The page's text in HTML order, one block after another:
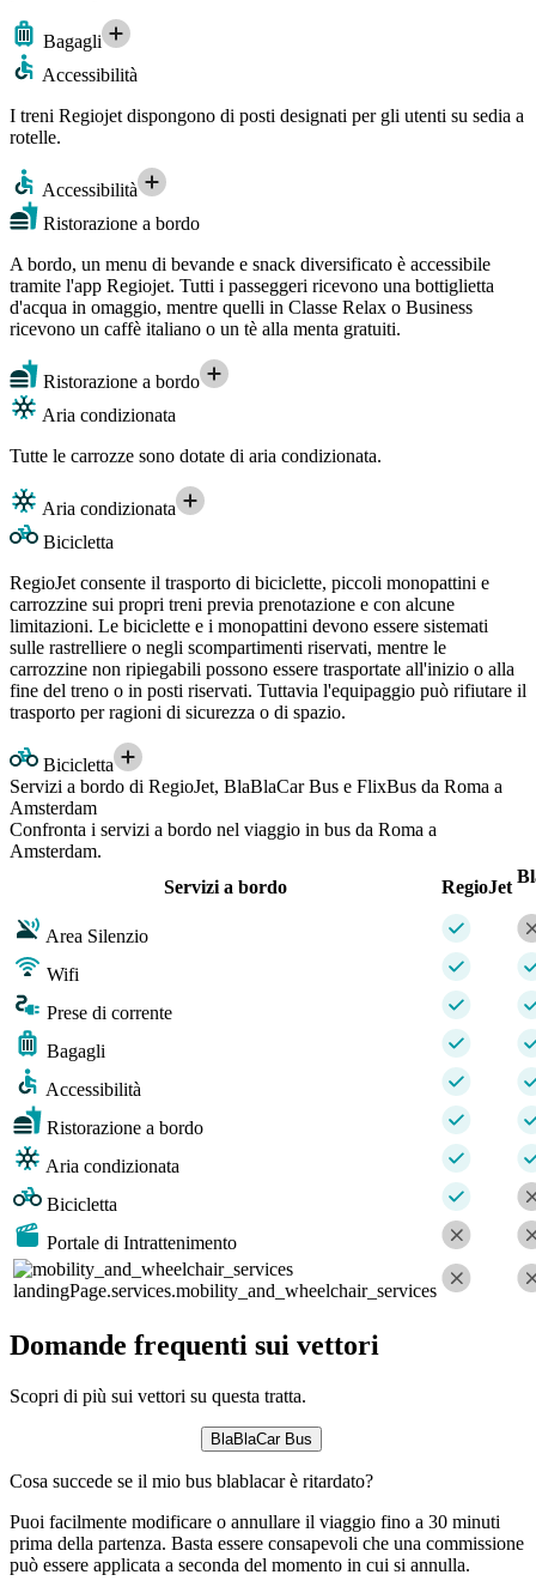
Bagagli
Accessibilità
I treni Regiojet dispongono di posti designati per gli utenti su sedia a
rotelle.
Accessibilità
Ristorazione a bordo
A bordo, un menu di bevande e snack diversificato è accessibile
tramite l'app Regiojet. Tutti i passeggeri ricevono una bottiglietta
d'acqua in omaggio, mentre quelli in Classe Relax o Business
ricevono un caffè italiano o un tè alla menta gratuiti.
Ristorazione a bordo
Aria condizionata
Tutte le carrozze sono dotate di aria condizionata.
Aria condizionata
Bicicletta
RegioJet consente il trasporto di biciclette, piccoli monopattini e
carrozzine sui propri treni previa prenotazione e con alcune
limitazioni. Le biciclette e i monopattini devono essere sistemati
sulle rastrelliere o negli scompartimenti riservati, mentre le
carrozzine non ripiegabili possono essere trasportate all'inizio o alla
fine del treno o in posti riservati. Tuttavia l'equipaggio può rifiutare il
trasporto per ragioni di sicurezza o di spazio.
Bicicletta
Servizi a bordo di RegioJet, BlaBlaCar Bus e FlixBus da Roma a
Amsterdam
Confronta i servizi a bordo nel viaggio in bus da Roma a
Amsterdam.
Servizi a bordo
RegioJet
Area Silenzio
Wifi
Prese di corrente
Bagagli
Accessibilità
Ristorazione a bordo
Aria condizionata
Bicicletta
Portale di Intrattenimento
landingPage.services.mobility_and_wheelchair_services
Domande frequenti sui vettori
Scopri di più sui vettori su questa tratta.
BlaBlaCar Bus
Cosa succede se il mio bus blablacar è ritardato?
Puoi facilmente modificare o annullare il viaggio fino a 30 minuti
prima della partenza. Basta essere consapevoli che una commissione
può essere applicata a seconda del momento in cui si annulla.